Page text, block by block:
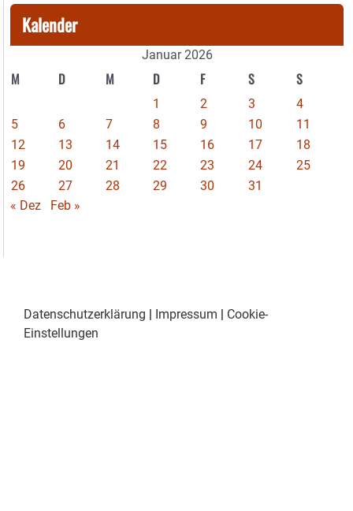
Kalender
Januar 2026
M D M D F S S
1 2 3
4
5
6 7 8 9 10
11
12
13 14 15 16 17
18
19
20 21 22 23 24
25
26
27 28 29 30
31
« Dez
Feb »
Datenschutzerklärung Impressum
Cookie-
Einstellungen